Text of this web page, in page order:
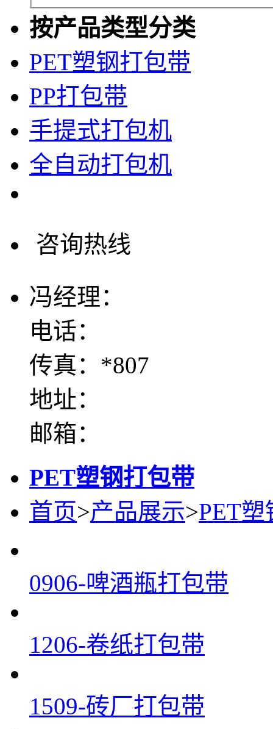
按产品类型分类
PET塑钢打包带
PP打包带
手提式打包机
全自动打包机
咨询热线
冯经理：
电话：
传真：*807
地址：
邮箱：
PET塑钢打包带
首页>产品展示>PET
0906-啤酒瓶打包带
1206-卷纸打包带
1509-砖厂打包带